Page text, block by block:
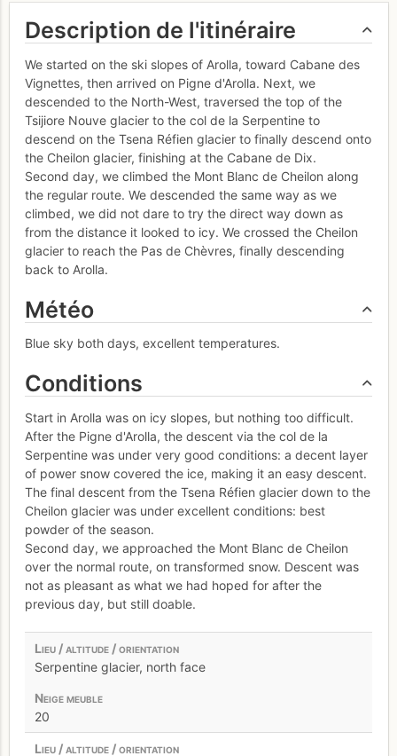
Description de l'itinéraire
We started on the ski slopes of Arolla, toward Cabane des
Vignettes, then arrived on Pigne d'Arolla. Next, we
descended to the North-West, traversed the top of the
Tsijiore Nouve glacier to the col de la Serpentine to
descend on the Tsena Réfien glacier to finally descend onto
the Cheilon glacier, finishing at the Cabane de Dix.
Second day, we climbed the Mont Blanc de Cheilon along
the regular route. We descended the same way as we
climbed, we did not dare to try the direct way down as
from the distance it looked to icy. We crossed the Cheilon
glacier to reach the Pas de Chèvres, finally descending
back to Arolla.
Météo
Blue sky both days, excellent temperatures.
Conditions
Start in Arolla was on icy slopes, but nothing too difficult.
After the Pigne d'Arolla, the descent via the col de la
Serpentine was under very good conditions: a decent layer
of power snow covered the ice, making it an easy descent.
The final descent from the Tsena Réfien glacier down to the
Cheilon glacier was under excellent conditions: best
powder of the season.
Second day, we approached the Mont Blanc de Cheilon
over the normal route, on transformed snow. Descent was
not as pleasant as what we had hoped for after the
previous day, but still doable.
Serpentine glacier, north face
20